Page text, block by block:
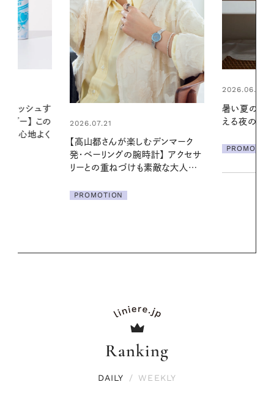
2026.06.01
える夜の爽やかご褒美ケア
PROMOTION
2026.06.01
真夏に向け
やりジェルと
ア
Ranking
DAILY / WEEKLY